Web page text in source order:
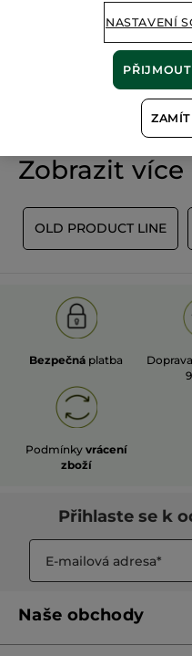
100%
extrakty
Zobrazit více
OLD PRODUCT LINE
Bezpečná platba Doprava
Podmínky vrácení
zboží
Přihlaste se k
Naše obchody
NASTAVENÍ